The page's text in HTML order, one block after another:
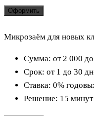
Оформить
Микрозаём для новых
Сумма: от 2 000
Срок: от 1 до 30
Ставка: 0%
Решение: 15 минут